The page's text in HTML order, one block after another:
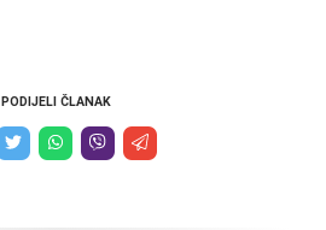
PODIJELI ČLANAK